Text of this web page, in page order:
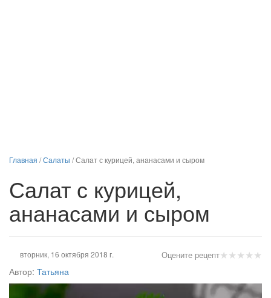
Главная /Салаты /Салат с курицей, ананасами и сыром
Салат с курицей,
ананасами и сыром
★★★★★
Оцените рецепт
вторник, 16 октября 2018 г.
Автор: Татьяна